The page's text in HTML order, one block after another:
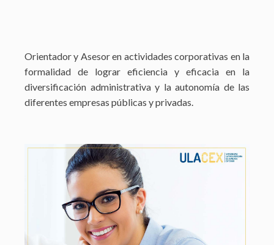
Orientador y Asesor en actividades corporativas en la
formalidad de lograr eficiencia y eficacia en la
diversificación administrativa y la autonomía de las
diferentes empresas públicas y privadas.